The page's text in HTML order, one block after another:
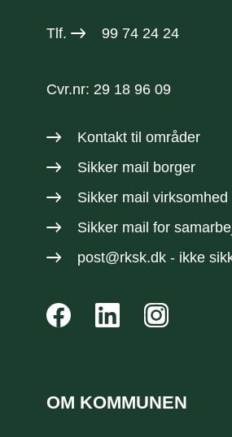
Tlf. 99 74 24 24
Cvr.nr: 29 18 96 09
Kontakt til områder
Sikker mail borger
Sikker mail virksomhed
Sikker mail for
post@rksk.dk- ikke
OM KOMMUNEN